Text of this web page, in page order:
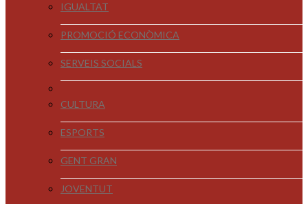
IGUALTAT
PROMOCIÓ ECONÒMICA
SERVEIS SOCIALS
CULTURA
ESPORTS
GENT GRAN
JOVENTUT